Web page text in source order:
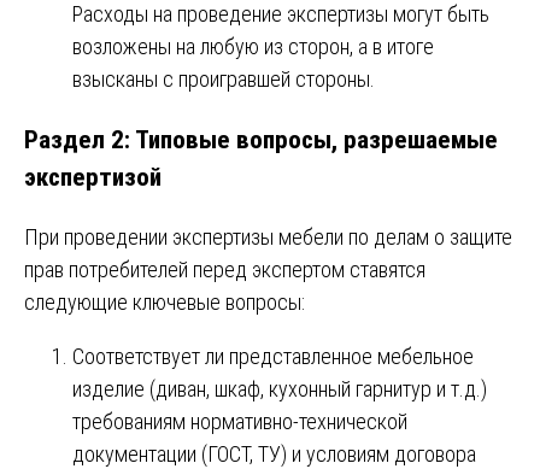
Расходы на проведение экспертизы могут быть
возложены на любую из сторон, а в итоге
взысканы с проигравшей стороны.
Раздел 2: Типовые вопросы, разрешаемые
экспертизой
При проведении экспертизы мебели по делам о защите
прав потребителей перед экспертом ставятся
следующие ключевые вопросы:
Соответствует ли представленное мебельное
изделие (диван, шкаф, кухонный гарнитур и т.д.)
требованиям нормативно-технической
документации (ГОСТ, ТУ) и условиям договора